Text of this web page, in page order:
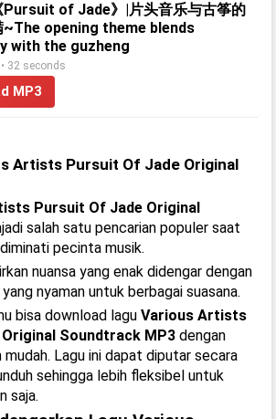
Pursuit of Jade》|片头音乐与古筝的
~The opening theme blends
with the guzheng
32 seconds
MP3
Artists Pursuit Of Jade Original
Pursuit Of Jade Original
salah satu pencarian populer saat
pecinta musik.
nuansa yang enak didengar dengan
nyaman untuk berbagai suasana.
bisa download lagu Various Artists
Soundtrack MP3 dengan
Lagu ini dapat diputar secara
sehingga lebih fleksibel untuk
saja.